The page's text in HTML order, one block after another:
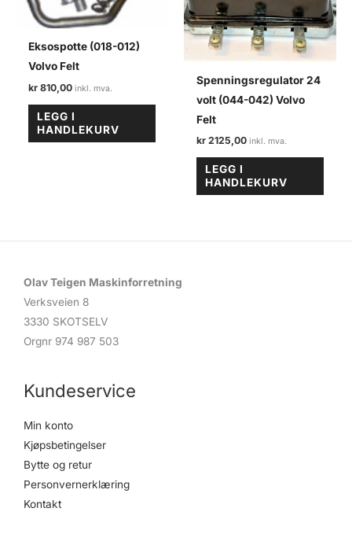
Eksospotte (018-012)
Volvo Felt
kr 810,00
LEGG I
HANDLEKURV
Spenningsregulator 24
volt (044-042) Volvo
Felt
kr 2125,00
LEGG I
HANDLEKURV
Olav Teigen Maskinforretning
Verksveien 8
3330 SKOTSELV
Orgnr 974 987 503
Kundeservice
Min konto
Kjøpsbetingelser
Bytte og retur
Personvernerklæring
Kontakt